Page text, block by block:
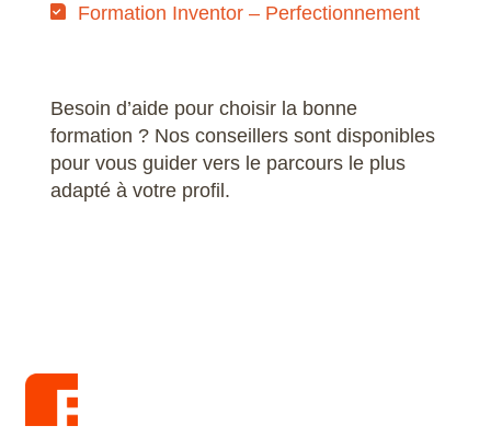
Formation Inventor – Perfectionnement
Besoin d’aide pour choisir la bonne
formation ? Nos conseillers sont disponibles
pour vous guider vers le parcours le plus
adapté à votre profil.